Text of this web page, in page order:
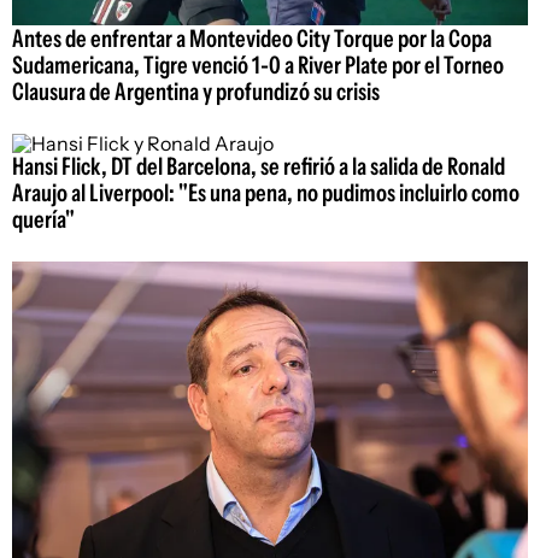
Antes de enfrentar a Montevideo City Torque por la Copa
Sudamericana, Tigre venció 1-0 a River Plate por el Torneo
Clausura de Argentina y profundizó su crisis
Hansi Flick, DT del Barcelona, se refirió a la salida de Ronald
Araujo al Liverpool: "Es una pena, no pudimos incluirlo como
quería"